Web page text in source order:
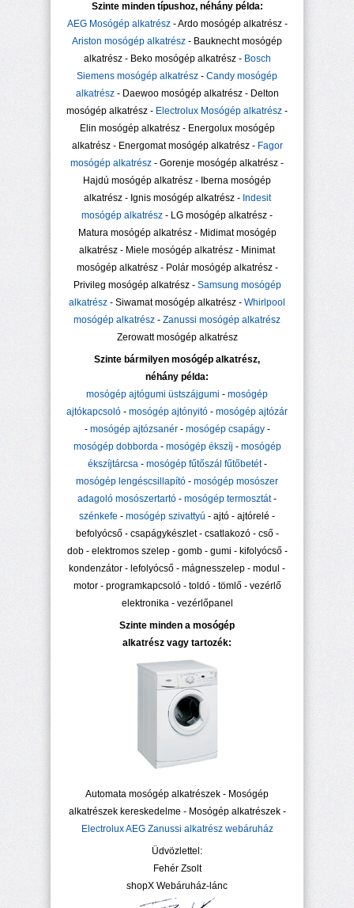
Szinte minden típushoz, néhány példa:
AEG Mosógép alkatrész- Ardo mosógép alkatrész -
Ariston mosógép alkatrész - Bauknecht mosógép
alkatrész - Beko mosógép alkatrész - Bosch
Siemens mosógép alkatrész - Candy mosógép
alkatrész- Daewoo mosógép alkatrész - Delton
mosógép alkatrész - Electrolux Mosógép alkatrész -
Elin mosógép alkatrész - Energolux mosógép
alkatrész - Energomat mosógép alkatrész - Fagor
mosógép alkatrész - Gorenje mosógép alkatrész -
Hajdú mosógép alkatrész - Iberna mosógép
alkatrész - Ignis mosógép alkatrész - Indesit
mosógép alkatrész - LG mosógép alkatrész -
Matura mosógép alkatrész - Midimat mosógép
alkatrész - Miele mosógép alkatrész - Minimat
mosógép alkatrész - Polár mosógép alkatrész -
Privileg mosógép alkatrész - Samsung mosógép
alkatrész - Siwamat mosógép alkatrész - Whirlpool
mosógép alkatrész - Zanussi mosógép alkatrész
Zerowatt mosógép alkatrész
Szinte bármilyen mosógép alkatrész,
néhány példa:
mosógép ajtógumi üstszájgumi - mosógép
ajtókapcsoló - mosógép ajtónyitó - mosógép ajtózár
- mosógép ajtózsanér- mosógép csapágy-
mosógép dobborda- mosógép ékszíj - mosógép
ékszíjtárcsa- mosógép fűtőszál fűtőbetét-
mosógép lengéscsillapító - mosógép mosószer
adagoló mosószertartó - mosógép termosztát-
szénkefe - mosógép szivattyú - ajtó - ajtórelé -
befolyócső - csapágykészlet - csatlakozó - cső -
dob - elektromos szelep - gomb - gumi - kifolyócső -
kondenzátor - lefolyócső - mágnesszelep - modul -
motor - programkapcsoló - toldó - tömlő - vezérlő
elektronika - vezérlőpanel
Szinte minden a mosógép
alkatrész vagy tartozék:
Automata mosógép alkatrészek - Mosógép
alkatrészek kereskedelme - Mosógép alkatrészek -
Electrolux AEG Zanussi alkatrész webáruház
Üdvözlettel:
Fehér Zsolt
shopX Webáruház-lánc